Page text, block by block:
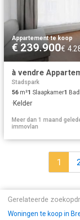
Appartement·te koop
€ 239.900€
à vendre
Stadspark
56 m²1 Slaapkamer1
·Kelder
Meer dan 1 maand
immovlan
1
Gerelateerde
Woningen te koop in